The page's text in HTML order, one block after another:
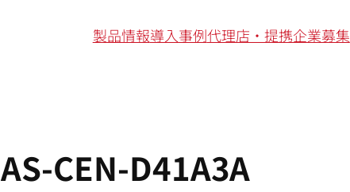
製品情報導入事例代理店・提携企業募集
AS-CEN-D41A3A